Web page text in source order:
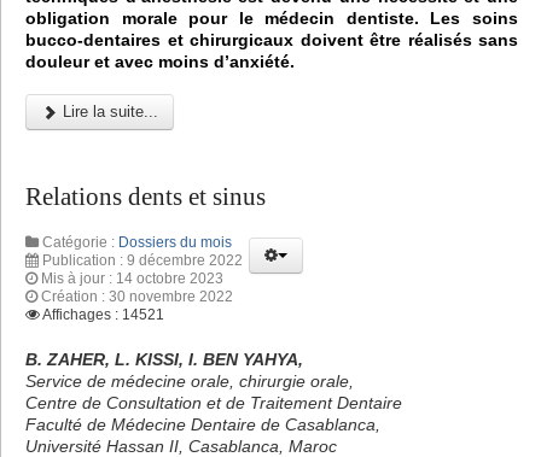
obligation morale pour le médecin dentiste. Les soins
bucco-dentaires et chirurgicaux doivent être réalisés sans
douleur et avec moins d’anxiété.
Lire la suite...
Relations dents et sinus
Catégorie : Dossiers du mois
Publication : 9 décembre 2022
Mis à jour : 14 octobre 2023
Création : 30 novembre 2022
Affichages : 14521
B. ZAHER, L. KISSI, I. BEN YAHYA,
Service de médecine orale, chirurgie orale,
Centre de Consultation et de Traitement Dentaire
Faculté de Médecine Dentaire de Casablanca,
Université Hassan II, Casablanca, Maroc